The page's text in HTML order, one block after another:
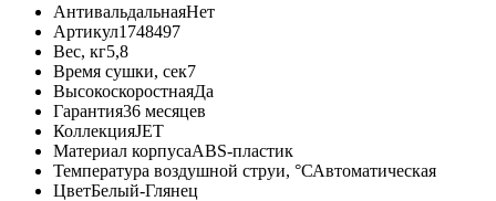
АнтивальдальнаяНет
Артикул1748497
Вес, кг5,8
Время сушки, сек7
ВысокоскоростнаяДа
Гарантия36 месяцев
КоллекцияJET
Материал корпусаABS-пластик
Температура воздушной струи, °САвтоматическая
ЦветБелый-Глянец